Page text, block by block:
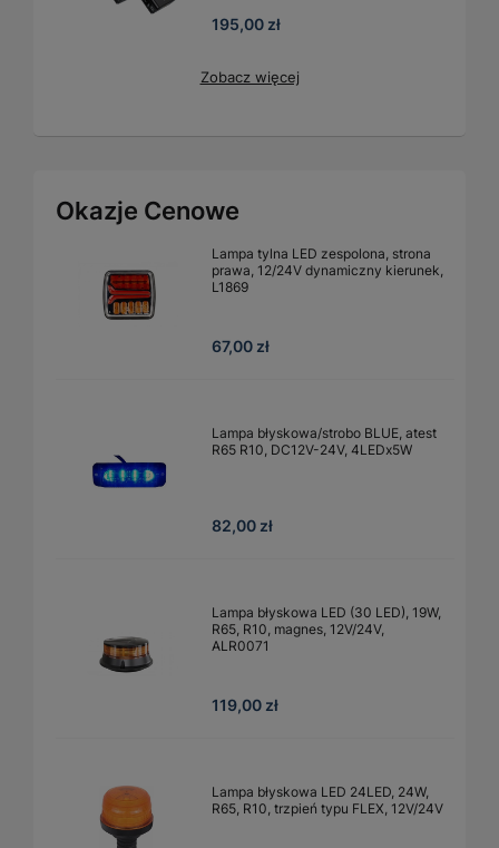
195,00 zł
Zobacz więcej
Okazje Cenowe
Lampa tylna LED zespolona, strona
prawa, 12/24V dynamiczny kierunek,
L1869
67,00 zł
Lampa błyskowa/strobo BLUE, atest
R65 R10, DC12V-24V, 4LEDx5W
82,00 zł
Lampa błyskowa LED (30 LED), 19W,
R65, R10, magnes, 12V/24V,
ALR0071
119,00 zł
Lampa błyskowa LED 24LED, 24W,
R65, R10, trzpień typu FLEX, 12V/24V